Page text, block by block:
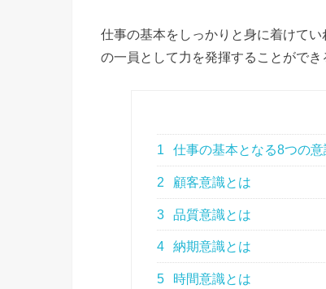
仕事の基本をしっかりと身に着けて
の一員として力を発揮することができ
1 仕事の基本となる8つの意
2 顧客意識とは
3 品質意識とは
4 納期意識とは
5 時間意識とは